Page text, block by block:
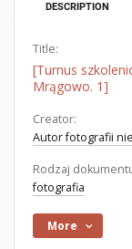
DESCRIPTION
Title:
[Turnus
Mrągowo. 1]
Creator:
Autor fotografii
Rodzaj
fotografia
More